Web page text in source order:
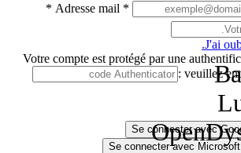
Adresse mail *
*
J'ai
Votre compte est protégé par une
veuillez
Se connecter avec
Se connecter avec Microsoft